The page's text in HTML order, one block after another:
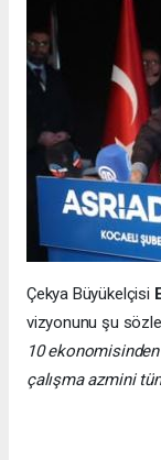
Çekya Büyükelçisi
vizyonunu şu
10
çalışma azmini